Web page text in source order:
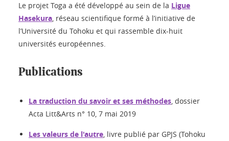
Le projet Toga a été développé au sein de la Ligue
Hasekura, réseau scientifique formé à l’initiative de
l’Université du Tohoku et qui rassemble dix-huit
universités européennes.
Publications
La traduction du savoir et ses méthodes, dossier
Acta Litt&Arts n° 10, 7 mai 2019
Les valeurs de l'autre, livre publié par GPJS (Tohoku